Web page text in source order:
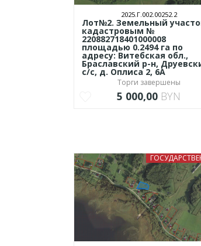
2025.Г.002.00252.2
Лот№2. Земельный
кадастровым №
220882718401000008
площадью 0.2494 га по
адресу: Витебская обл.,
Браславский р-н,
с/с, д. Оплиса 2, 6А
Торги завершены
5 000,00 BYN